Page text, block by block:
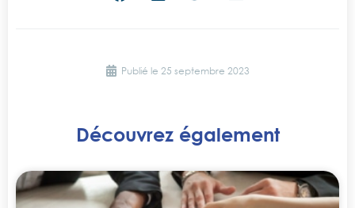
Publié le 25 septembre 2023
Découvrez également